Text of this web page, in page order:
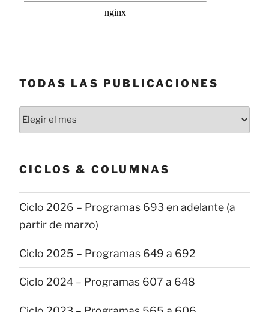
TODAS LAS PUBLICACIONES
Todas
las
CICLOS & COLUMNAS
Ciclo 2026 – Programas 693 en adelante (a
partir de marzo)
Ciclo 2025 – Programas 649 a 692
Ciclo 2024 – Programas 607 a 648